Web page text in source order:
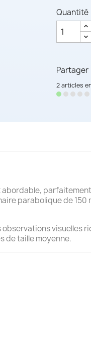
Quantité
Partager
2 articles
parabolique de
visuelles
de taille moyenne.